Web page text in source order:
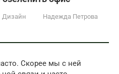
Дизайн Надежда Петрова
Скорее мы с ней